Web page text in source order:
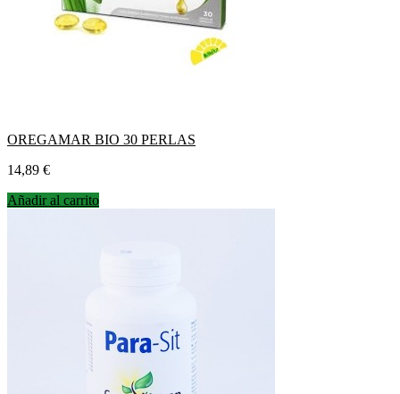
OREGAMAR BIO 30 PERLAS
Precio
14,89 €
Añadir al carrito